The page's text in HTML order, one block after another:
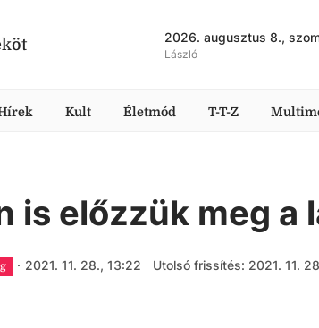
2026. augusztus 8.,
László
Kult Életmód T-T-Z
is előzzük meg a
· 2021. 11. 28., 13:22 Utolsó frissítés: 2021. 11.